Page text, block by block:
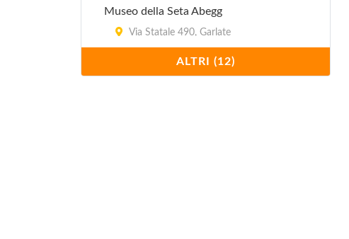
Museo della Seta Abegg
Via Statale 490, Garlate
Museo di Storia Naturale Don
ALTRI (12)